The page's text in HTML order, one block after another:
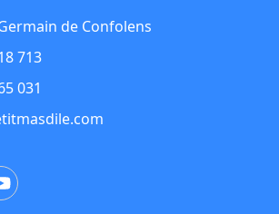
de Confolens
713
031
YouTube